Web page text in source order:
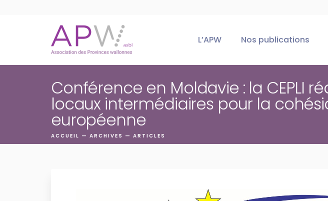
L’APW Nos publications
Conférence en Moldavie : la CEPLI
locaux intermédiaires pour la
européenne
ACCUEIL — ARCHIVES — ARTICLES